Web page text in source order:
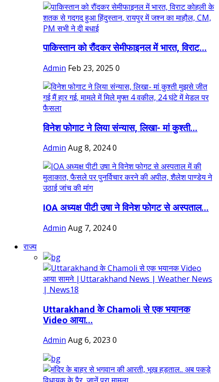
पाकिस्तान को रौंदकर सेमीफाइनल में भारत, विराट...
Admin Feb 23, 2025 0
विनेश फोगाट ने लिया संन्यास, लिखा- मां कुश्ती...
Admin Aug 8, 20240
IOA अध्यक्ष पीटी उषा ने विनेश फोगट से अस्पताल...
Admin Aug 7, 20240
राज्य
Uttarakhand के Chamoli से एक भयानक
Video आया...
Admin Aug 6, 2023 0